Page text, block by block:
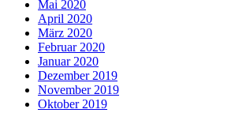
Mai 2020
April 2020
März 2020
Februar 2020
Januar 2020
Dezember 2019
November 2019
Oktober 2019